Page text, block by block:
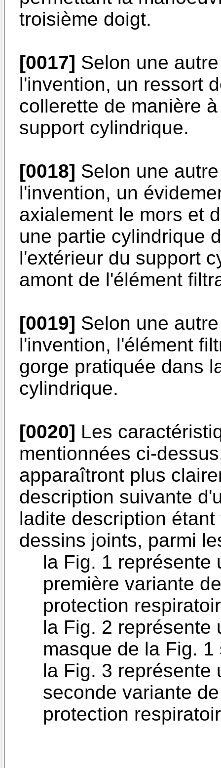
troisième doigt.
[0017] Selon une
l'invention, un ressort
collerette de manière
support cylindrique.
[0018] Selon une
l'invention, un
axialement le mors et
une partie cylindrique
l'extérieur du support
amont de l'élément
[0019] Selon une
l'invention, l'élément
gorge pratiquée dans
cylindrique.
[0020] Les
mentionnées ci-
apparaîtront plus
description suivante
ladite description
dessins joints, parmi
la Fig. 1 représente
première variante
protection
la Fig. 2 représente
masque de la Fig.
la Fig. 3 représente
seconde variante
protection